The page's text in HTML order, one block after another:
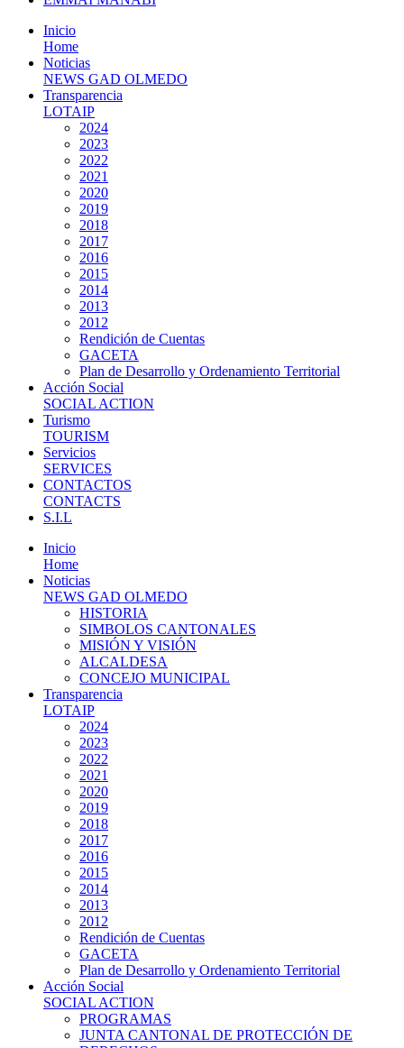
Inicio
Home
Noticias
NEWS GAD OLMEDO
Transparencia
LOTAIP
2024
2023
2022
2021
2020
2019
2018
2017
2016
2015
2014
2013
2012
Rendición de Cuentas
GACETA
Plan de Desarrollo y Ordenamiento Territorial
Acción Social
SOCIAL ACTION
Turismo
TOURISM
Servicios
SERVICES
CONTACTOS
CONTACTS
S.I.L
Inicio
Home
Noticias
NEWS GAD OLMEDO
HISTORIA
SIMBOLOS CANTONALES
MISIÓN Y VISIÓN
ALCALDESA
CONCEJO MUNICIPAL
Transparencia
LOTAIP
2024
2023
2022
2021
2020
2019
2018
2017
2016
2015
2014
2013
2012
Rendición de Cuentas
GACETA
Plan de Desarrollo y Ordenamiento Territorial
Acción Social
SOCIAL ACTION
PROGRAMAS
JUNTA CANTONAL DE PROTECCIÓN DE